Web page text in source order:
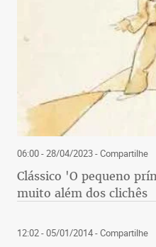
06:00 - 28/04/2023- Compartilhe
Clássico 'O pequeno
muito além dos clichês
12:02 - 05/01/2014- Compartilhe